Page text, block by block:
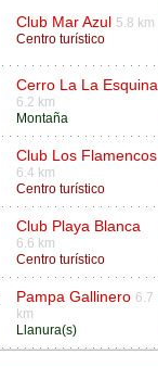
Club Mar Azul
5.8 km
Centro turístico
Cerro La La Esquina
6.2 km
Montaña
Club Los Flamencos
6.4 km
Centro turístico
Club Playa Blanca
6.6 km
Centro turístico
Pampa Gallinero 6.7
km
Llanura(s)